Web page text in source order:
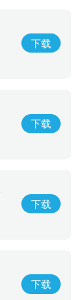
下载
下载
下载
下载